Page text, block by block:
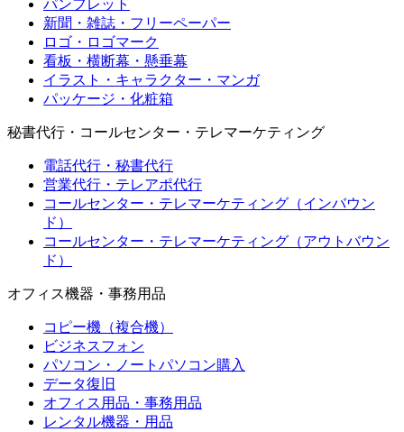
パンフレット
新聞・雑誌・フリーペーパー
ロゴ・ロゴマーク
看板・横断幕・懸垂幕
イラスト・キャラクター・マンガ
パッケージ・化粧箱
秘書代行・コールセンター・テレマーケティング
電話代行・秘書代行
営業代行・テレアポ代行
コールセンター・テレマーケティング（インバウン
ド）
コールセンター・テレマーケティング（アウトバウン
ド）
オフィス機器・事務用品
コピー機（複合機）
ビジネスフォン
パソコン・ノートパソコン購入
データ復旧
オフィス用品・事務用品
レンタル機器・用品